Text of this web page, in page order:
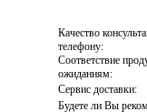
Качество
телефону:
Соответствие
ожиданиям:
Сервис доставки:
Будете ли Вы